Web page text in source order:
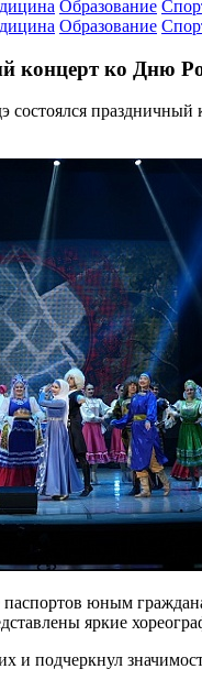
Образование
Образование
концерт ко Дню
состоялся
юным
яркие
и подчеркнул